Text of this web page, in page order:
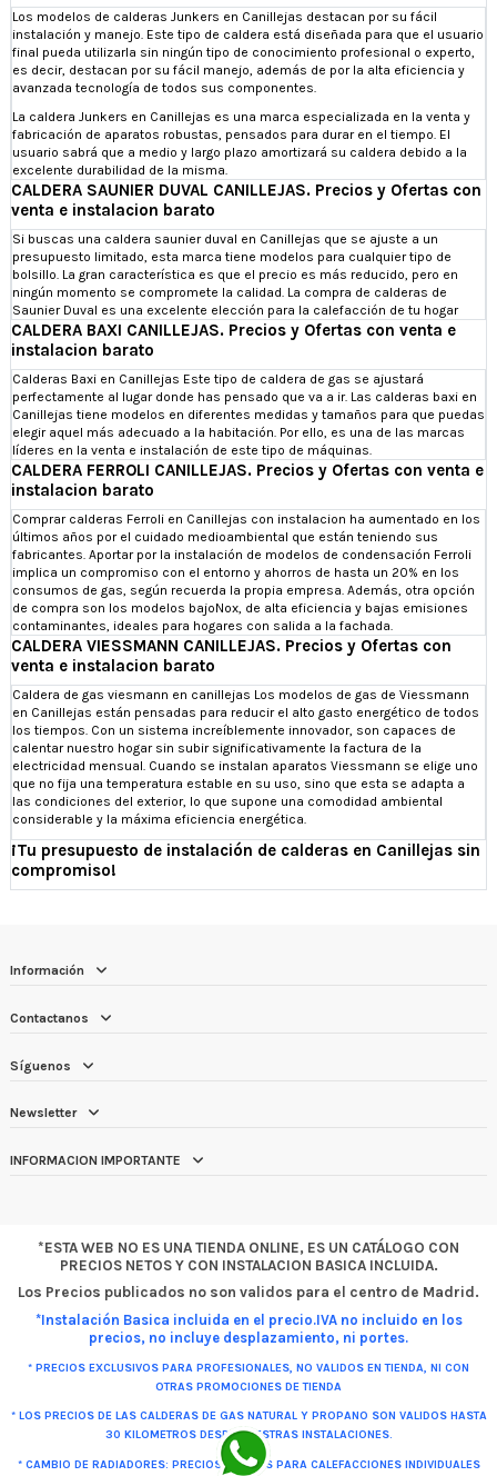
Los modelos de calderas Junkers en Canillejas destacan por su fácil
instalación y manejo. Este tipo de caldera está diseñada para que el usuario
final pueda utilizarla sin ningún tipo de conocimiento profesional o experto,
es decir, destacan por su fácil manejo, además de por la alta eficiencia y
avanzada tecnología de todos sus componentes.
La caldera Junkers en Canillejas es una marca especializada en la venta y
fabricación de aparatos robustas, pensados para durar en el tiempo. El
usuario sabrá que a medio y largo plazo amortizará su caldera debido a la
excelente durabilidad de la misma.
CALDERA SAUNIER DUVAL CANILLEJAS. Precios y Ofertas con
venta e instalacion barato
Si buscas una caldera saunier duval en Canillejas que se ajuste a un
presupuesto limitado, esta marca tiene modelos para cualquier tipo de
bolsillo. La gran característica es que el precio es más reducido, pero en
ningún momento se compromete la calidad. La compra de calderas de
Saunier Duval es una excelente elección para la calefacción de tu hogar
CALDERA BAXI CANILLEJAS. Precios y Ofertas con venta e
instalacion barato
Calderas Baxi en Canillejas Este tipo de caldera de gas se ajustará
perfectamente al lugar donde has pensado que va a ir. Las calderas baxi en
Canillejas tiene modelos en diferentes medidas y tamaños para que puedas
elegir aquel más adecuado a la habitación. Por ello, es una de las marcas
líderes en la venta e instalación de este tipo de máquinas.
CALDERA FERROLI CANILLEJAS. Precios y Ofertas con venta e
instalacion barato
Comprar calderas Ferroli en Canillejas con instalacion ha aumentado en los
últimos años por el cuidado medioambiental que están teniendo sus
fabricantes. Aportar por la instalación de modelos de condensación Ferroli
implica un compromiso con el entorno y ahorros de hasta un 20% en los
consumos de gas, según recuerda la propia empresa. Además, otra opción
de compra son los modelos bajoNox, de alta eficiencia y bajas emisiones
contaminantes, ideales para hogares con salida a la fachada.
CALDERA VIESSMANN CANILLEJAS. Precios y Ofertas con
venta e instalacion barato
Caldera de gas viesmann en canillejas Los modelos de gas de Viessmann
en Canillejas están pensadas para reducir el alto gasto energético de todos
los tiempos. Con un sistema increíblemente innovador, son capaces de
calentar nuestro hogar sin subir significativamente la factura de la
electricidad mensual. Cuando se instalan aparatos Viessmann se elige uno
que no fija una temperatura estable en su uso, sino que esta se adapta a
las condiciones del exterior, lo que supone una comodidad ambiental
considerable y la máxima eficiencia energética.
¡Tu presupuesto de instalación de calderas en Canillejas sin
compromiso!
Información
Contactanos
Síguenos
Newsletter
INFORMACION IMPORTANTE
*ESTA WEB NO ES UNA TIENDA ONLINE, ES UN CATÁLOGO CON
PRECIOS NETOS Y CON INSTALACION BASICA INCLUIDA.
Los Precios publicados no son validos para el centro de Madrid.
*Instalación Basica incluida en el precio.IVA no incluido en los
precios, no incluye desplazamiento, ni portes.
* PRECIOS EXCLUSIVOS PARA PROFESIONALES, NO VALIDOS EN TIENDA, NI CON
OTRAS PROMOCIONES DE TIENDA
* LOS PRECIOS DE LAS CALDERAS DE GAS NATURAL Y PROPANO SON VALIDOS HASTA
30 KILOMETROS DESDE NUESTRAS INSTALACIONES.
* CAMBIO DE RADIADORES: PRECIOS VALIDOS PARA CALEFACCIONES INDIVIDUALES